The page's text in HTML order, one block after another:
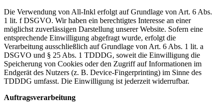
Die Verwendung von All-Inkl erfolgt auf Grundlage von Art. 6 Abs.
1 lit. f DSGVO. Wir haben ein berechtigtes Interesse an einer
möglichst zuverlässigen Darstellung unserer Website. Sofern eine
entsprechende Einwilligung abgefragt wurde, erfolgt die
Verarbeitung ausschließlich auf Grundlage von Art. 6 Abs. 1 lit. a
DSGVO und § 25 Abs. 1 TDDDG, soweit die Einwilligung die
Speicherung von Cookies oder den Zugriff auf Informationen im
Endgerät des Nutzers (z. B. Device-Fingerprinting) im Sinne des
TDDDG umfasst. Die Einwilligung ist jederzeit widerrufbar.
Auftragsverarbeitung